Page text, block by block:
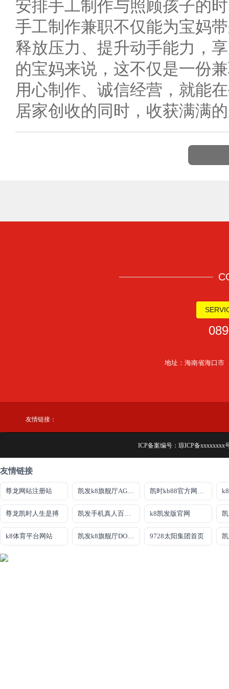
安排手工制作与照顾孩子的
手工制作兼职不仅能为宝妈
释放压力、提升动手能力，
的宝妈来说，这不仅是一份
用心制作、诚信经营，就能
居家创收的同时，收获满满
地址：海南省海口市
友情链接：
ICP备案编号： 琼ICP备xxxxxxxx
友情链接
尊龙网站注册站 凯发k8旗舰厅AG网址 凯时kb88官方网站·官网首页
尊龙凯时人生是搏 凯发手机真人百家乐 k8凯发版官网
k8体育平台网站 凯发k8旗舰厅DO选来就送38 9728太阳集团首页